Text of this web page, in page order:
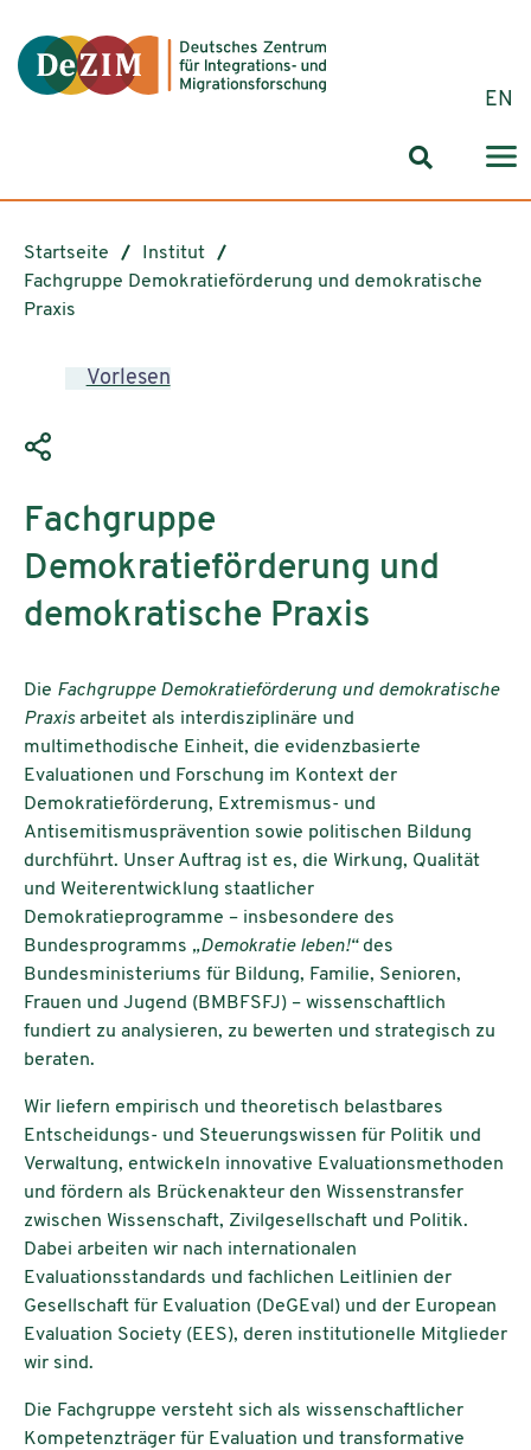
EN
Startseite
Institut
Fachgruppe Demokratieförderung und demokratische
Praxis
Vorlesen
Fachgruppe
Demokratieförderung und
demokratische Praxis
Die Fachgruppe Demokratieförderung und demokratische
Praxisarbeitet als interdisziplinäre und
multimethodische Einheit, die evidenzbasierte
Evaluationen und Forschung im Kontext der
Demokratieförderung, Extremismus- und
Antisemitismusprävention sowie politischen Bildung
durchführt. Unser Auftrag ist es, die Wirkung, Qualität
und Weiterentwicklung staatlicher
Demokratieprogramme – insbesondere des
Bundesprogramms „Demokratie leben!“des
Bundesministeriums für Bildung, Familie, Senioren,
Frauen und Jugend (BMBFSFJ) – wissenschaftlich
fundiert zu analysieren, zu bewerten und strategisch zu
beraten.
Wir liefern empirisch und theoretisch belastbares
Entscheidungs- und Steuerungswissen für Politik und
Verwaltung, entwickeln innovative Evaluationsmethoden
und fördern als Brückenakteur den Wissenstransfer
zwischen Wissenschaft, Zivilgesellschaft und Politik.
Dabei arbeiten wir nach internationalen
Evaluationsstandards und fachlichen Leitlinien der
Gesellschaft für Evaluation (DeGEval) und der European
Evaluation Society (EES), deren institutionelle Mitglieder
wir sind.
Die Fachgruppe versteht sich als wissenschaftlicher
Kompetenzträger für Evaluation und transformative